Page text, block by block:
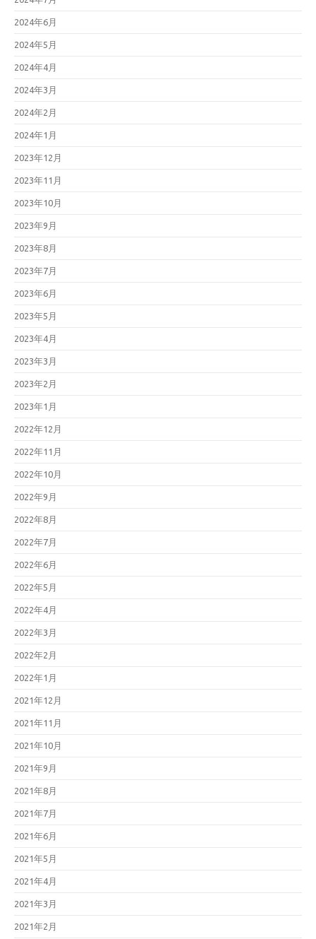
2024年6月
2024年5月
2024年4月
2024年3月
2024年2月
2024年1月
2023年12月
2023年11月
2023年10月
2023年9月
2023年8月
2023年7月
2023年6月
2023年5月
2023年4月
2023年3月
2023年2月
2023年1月
2022年12月
2022年11月
2022年10月
2022年9月
2022年8月
2022年7月
2022年6月
2022年5月
2022年4月
2022年3月
2022年2月
2022年1月
2021年12月
2021年11月
2021年10月
2021年9月
2021年8月
2021年7月
2021年6月
2021年5月
2021年4月
2021年3月
2021年2月